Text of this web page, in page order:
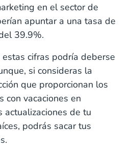
en el sector de
apuntar a una tasa de
39.9%.
cifras podría deberse
si consideras la
que proporcionan los
con vacaciones en
actualizaciones de tu
podrás sacar tus